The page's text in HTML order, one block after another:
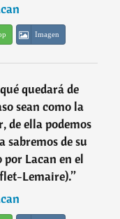
Imagen
quedará de
sean como la
de ella podemos
sabremos de su
Lacan en el
Lemaire).”